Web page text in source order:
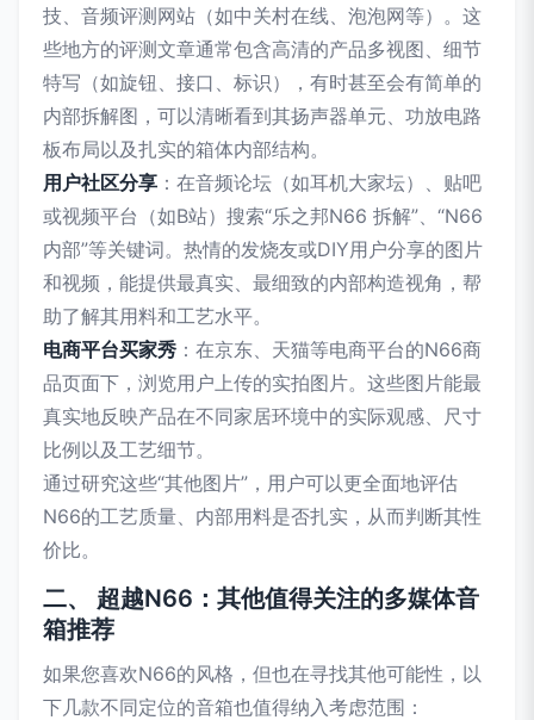
技、音频评测网站（如中关村在线、泡泡网等）。这
些地方的评测文章通常包含高清的产品多视图、细节
特写（如旋钮、接口、标识），有时甚至会有简单的
内部拆解图，可以清晰看到其扬声器单元、功放电路
板布局以及扎实的箱体内部结构。
用户社区分享 ：在音频论坛（如耳机大家坛）、贴吧
或视频平台（如B站）搜索“乐之邦N66 拆解”、“N66
内部”等关键词。热情的发烧友或DIY用户分享的图片
和视频，能提供最真实、最细致的内部构造视角，帮
助了解其用料和工艺水平。
电商平台买家秀 ：在京东、天猫等电商平台的N66商
品页面下，浏览用户上传的实拍图片。这些图片能最
真实地反映产品在不同家居环境中的实际观感、尺寸
比例以及工艺细节。
通过研究这些“其他图片”，用户可以更全面地评估
N66的工艺质量、内部用料是否扎实，从而判断其性
价比。
二、 超越N66：其他值得关注的多媒体音
箱推荐
如果您喜欢N66的风格，但也在寻找其他可能性，以
下几款不同定位的音箱也值得纳入考虑范围：